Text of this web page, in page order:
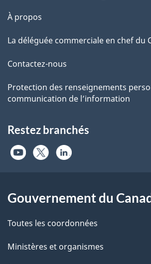
À propos
La déléguée commerciale en chef du
Contactez-nous
Protection des renseignements
communication de l’information
Restez branchés
Gouvernement du
Toutes les coordonnées
Ministères et organismes